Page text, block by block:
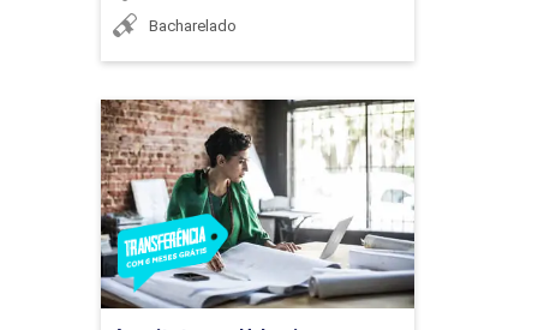
72
EDUCAÇÃO FINANCEIRA
LORENA MALTA BISINOTTO
MARCELO COSTA DIAS
Bacharelado
Arquitetura e Urbanismo
Detalhes do curso
Ir para Inscrição